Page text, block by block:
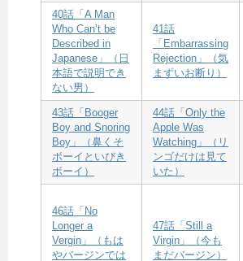
40話「A Man
Who Can’t be
Described in
Japanese」（日
本語で説明でき
ない男）
41話
「Embarrassing
Rejection」（気
まずいお断り）
43話「Booger
Boy and Snoring
Boy」（鼻くそ
ボーイといびき
ボーイ）
44話「Only the
Apple Was
Watching」（リ
ンゴだけは見て
いた）
46話「No
Longer a
Vergin」（もは
やバージンでは
47話「Still a
Virgin」（今も
まだバージン）